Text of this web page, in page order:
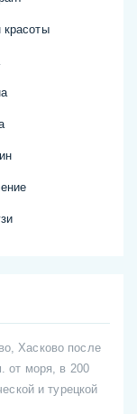
Хасково после
от моря, в 200
и турецкой